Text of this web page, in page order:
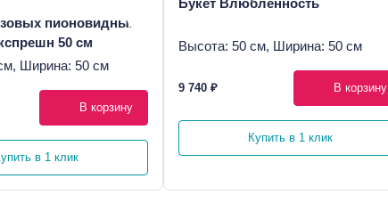
пионовидных
50 см
Ширина: 50 см
В корзину
в 1 клик
Букет Влюбленность
Высота: 50 см, Ширина: 50 см
9 740 ₽ В корзину
Купить в 1 клик